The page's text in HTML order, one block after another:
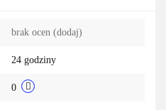
brak ocen (dodaj)
24 godziny
0